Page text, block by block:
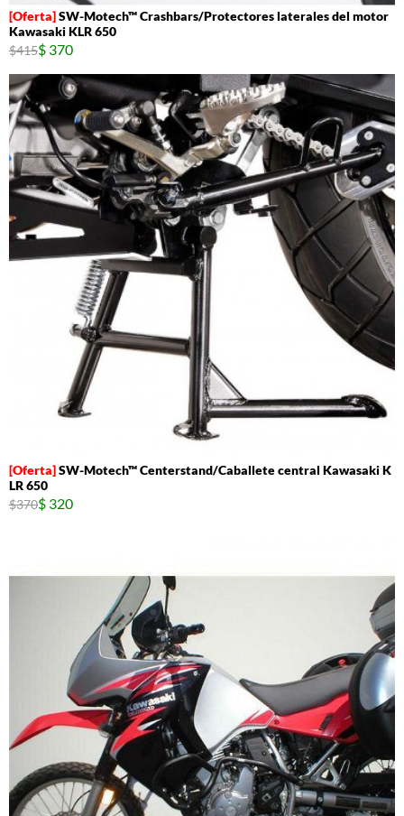
SW-Motech™ Crashbars/Protectores laterales del motor
Kawasaki KLR 650
$415$ 370
SW-Motech™ Centerstand/Caballete central Kawasaki K
LR 650
$370$ 320